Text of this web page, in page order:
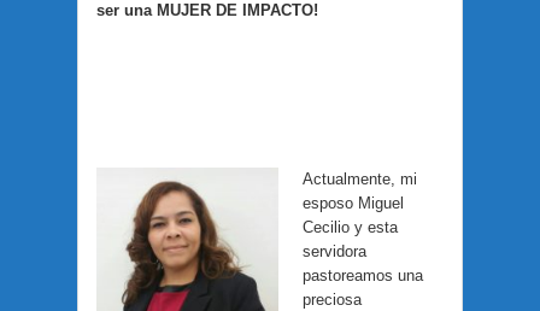
ser una MUJER DE IMPACTO!
Actualmente, mi
esposo Miguel
Cecilio y esta
servidora
pastoreamos una
preciosa